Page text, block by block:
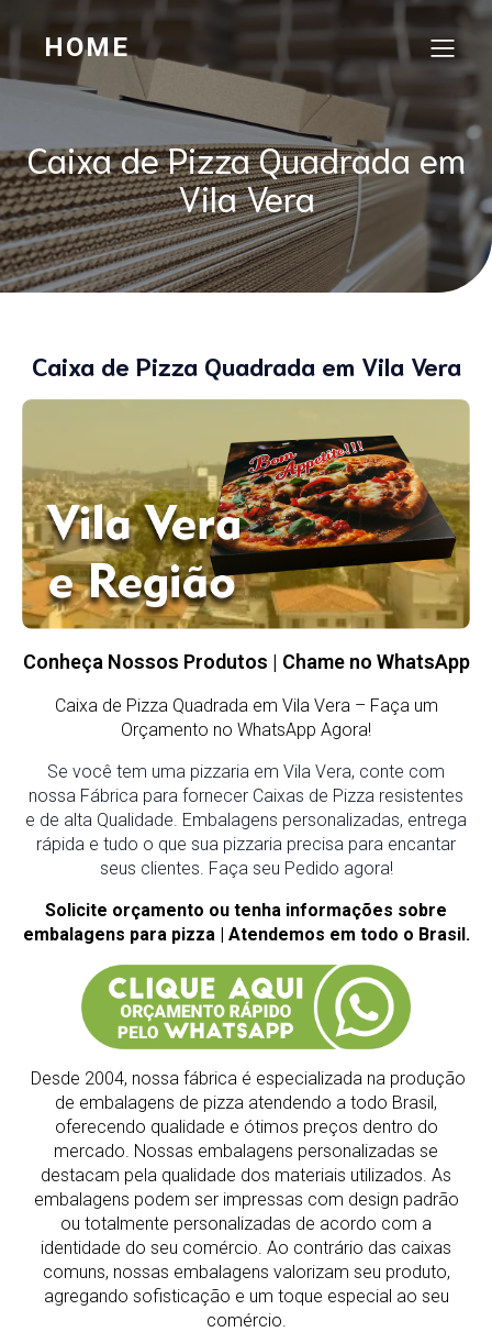
HOME
Caixa de Pizza Quadrada em
Vila Vera
Caixa de Pizza Quadrada em Vila Vera
Conheça Nossos Produtos | Chame no WhatsApp
Caixa de Pizza Quadrada em Vila Vera – Faça um
Orçamento no WhatsApp Agora!
Se você tem uma pizzaria em Vila Vera, conte com
nossa Fábrica para fornecer Caixas de Pizza resistentes
e de alta Qualidade. Embalagens personalizadas, entrega
rápida e tudo o que sua pizzaria precisa para encantar
seus clientes. Faça seu Pedido agora!
Solicite orçamento ou tenha informações sobre
embalagens para pizza | Atendemos em todo o Brasil.
Desde 2004, nossa fábrica é especializada na produção
de embalagens de pizza atendendo a todo Brasil,
oferecendo qualidade e ótimos preços dentro do
mercado. Nossas embalagens personalizadas se
destacam pela qualidade dos materiais utilizados. As
embalagens podem ser impressas com design padrão
ou totalmente personalizadas de acordo com a
identidade do seu comércio. Ao contrário das caixas
comuns, nossas embalagens valorizam seu produto,
agregando sofisticação e um toque especial ao seu
comércio.